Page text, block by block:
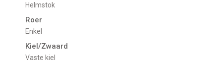
Helmstok
Roer
Enkel
Kiel/Zwaard
vaste kiel